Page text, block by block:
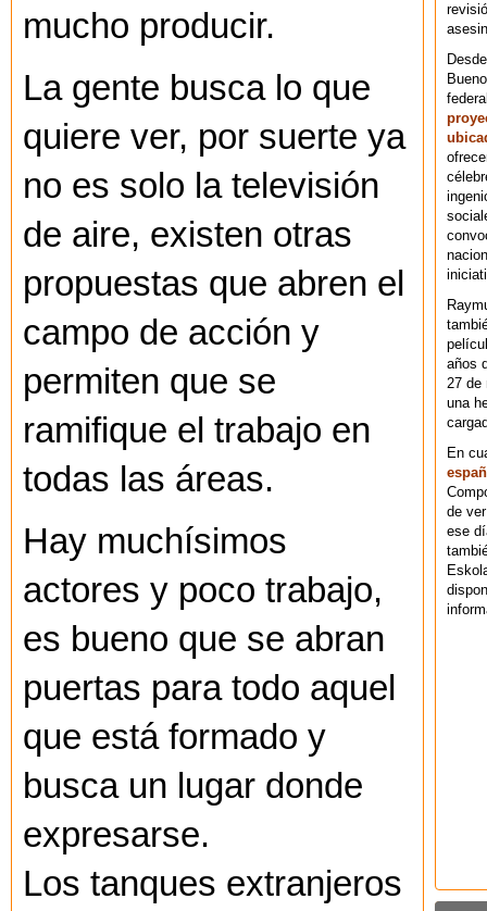
mucho producir.
La gente busca lo que
quiere ver, por suerte ya
no es solo la televisión
de aire, existen otras
propuestas que abren el
campo de acción y
permiten que se
ramifique el trabajo en
todas las áreas.
Hay muchísimos
actores y poco trabajo,
es bueno que se abran
puertas para todo aquel
que está formado y
busca un lugar donde
expresarse.
Los tanques extranjeros
años
27 de
una
En
de
ese